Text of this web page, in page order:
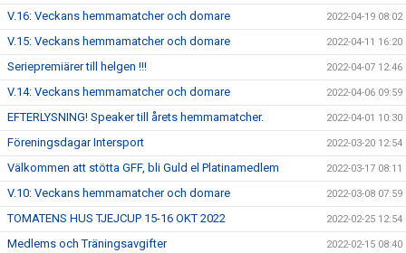
V.16: Veckans hemmamatcher och domare 2022-04-19 08:02
V.15: Veckans hemmamatcher och domare 2022-04-11 16:20
Seriepremiärer till helgen !!! 2022-04-07 12:46
V.14: Veckans hemmamatcher och domare 2022-04-06 09:59
EFTERLYSNING! Speaker till årets hemmamatcher. 2022-04-01 10:30
Föreningsdagar Intersport 2022-03-20 12:54
Välkommen att stötta GFF, bli Guld el Platinamedlem 2022-03-17 08:11
V.10: Veckans hemmamatcher och domare 2022-03-08 07:59
TOMATENS HUS TJEJCUP 15-16 OKT 2022 2022-02-25 12:54
Medlems och Träningsavgifter 2022-02-15 08:40